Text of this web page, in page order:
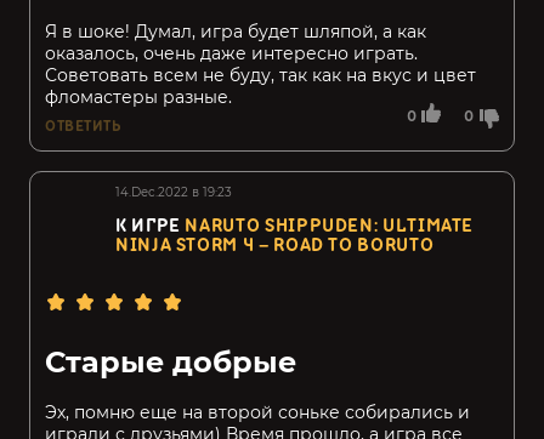
0 0
Я в шоке! Думал, игра будет шляпой, а как
оказалось, очень даже интересно играть.
Советовать всем не буду, так как на вкус и цвет
фломастеры разные.
ОТВЕТИТЬ
14.Dec.2022 в 19:23
К ИГРЕ NARUTO SHIPPUDEN: ULTIMATE
NINJA STORM 4 – ROAD TO BORUTO
Старые добрые
Эх, помню еще на второй соньке собирались и
играли с друзьями) Время прошло, а игра все